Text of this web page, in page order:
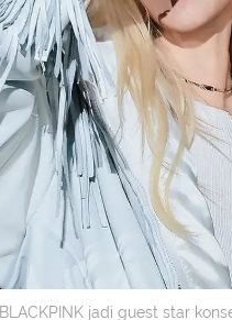
jadi guest star